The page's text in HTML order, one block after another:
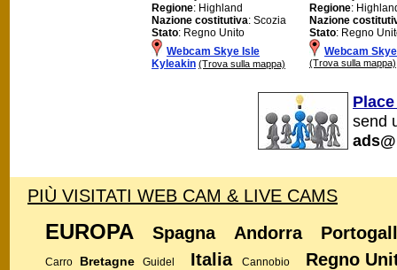
Regione: Highland
Nazione costitutiva: Scozia
Stato: Regno Unito
Webcam Skye Isle
Kyleakin (Trova sulla mappa)
Regione:
Nazione
Stato: Regno
Webcam
(Trova sulla mappa)
send
PIÙ VISITATI WEB CAM & LIVE CAMS
EUROPA Spagna Andorra
Carro Bretagne Guidel Italia Cannobio Regno